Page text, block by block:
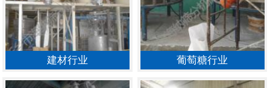
建材行业 葡萄糖行业